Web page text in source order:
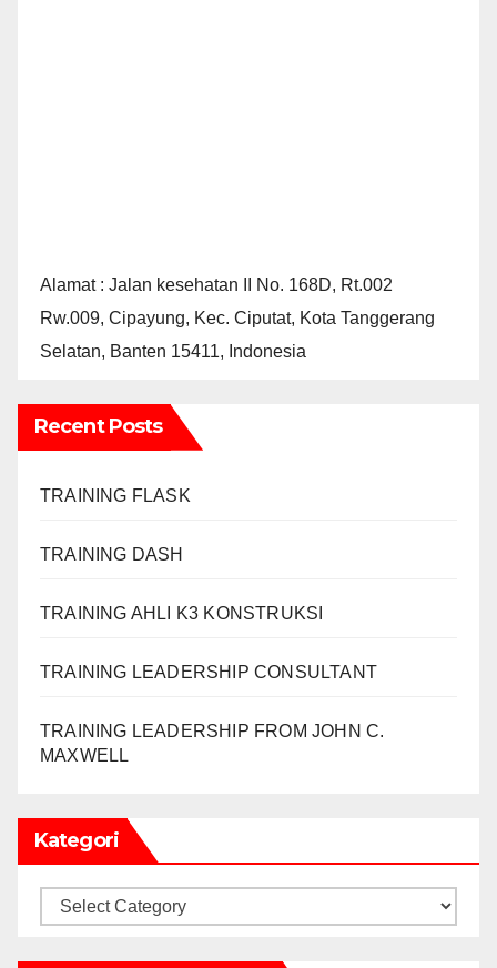
Alamat : Jalan kesehatan II No. 168D, Rt.002
Rw.009, Cipayung, Kec. Ciputat, Kota Tanggerang
Selatan, Banten 15411, Indonesia
Recent Posts
TRAINING FLASK
TRAINING DASH
TRAINING AHLI K3 KONSTRUKSI
TRAINING LEADERSHIP CONSULTANT
TRAINING LEADERSHIP FROM JOHN C.
MAXWELL
Kategori
Kategori